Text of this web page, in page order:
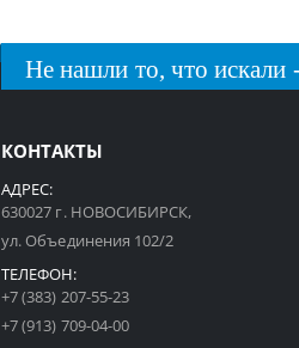
Не нашли то, что искали
КОНТАКТЫ
АДРЕС:
630027 г. НОВОСИБИРСК,
ул. Объединения 102/2
ТЕЛЕФОН:
+7 (383) 207-55-23
+7 (913) 709-04-00